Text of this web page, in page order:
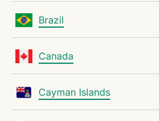
Varför välja ExpressVPN?
Vanliga frågor: VPN-servrar
Prova ExpressVPN idag, riskfritt
Brazil
Canada
Cayman Islands